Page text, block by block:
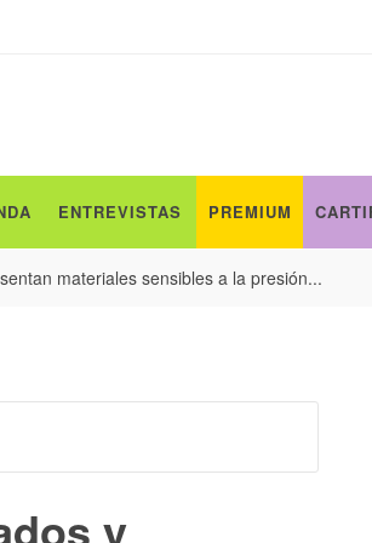
ENTREVISTAS PREMIUM
materiales sensibles a la presión...
y